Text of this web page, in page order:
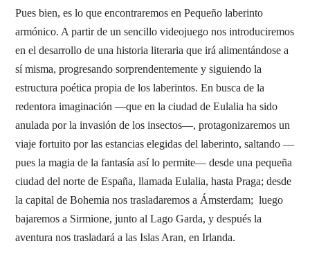
Pues bien, es lo que encontraremos en Pequeño laberinto
armónico. A partir de un sencillo videojuego nos introduciremos
en el desarrollo de una historia literaria que irá alimentándose a
sí misma, progresando sorprendentemente y siguiendo la
estructura poética propia de los laberintos. En busca de la
redentora imaginación —que en la ciudad de Eulalia ha sido
anulada por la invasión de los insectos—, protagonizaremos un
viaje fortuito por las estancias elegidas del laberinto, saltando —
pues la magia de la fantasía así lo permite— desde una pequeña
ciudad del norte de España, llamada Eulalia, hasta Praga; desde
la capital de Bohemia nos trasladaremos a Ámsterdam; luego
bajaremos a Sirmione, junto al Lago Garda, y después la
aventura nos trasladará a las Islas Aran, en Irlanda.